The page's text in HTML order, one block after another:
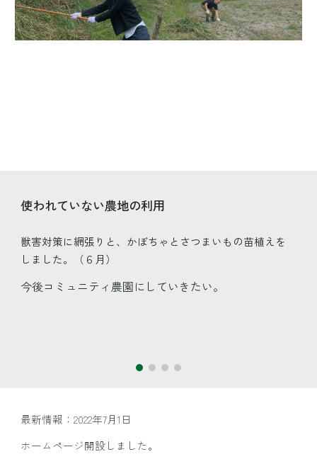
使われていない農地の利用
獣害対策に網張りと、かぼちゃとさつまいもの苗植えを
しました。（６月）
今後コミュニティ農園にしていきたい。
最新情報：2022年7月1日
ホームページ開設しました。